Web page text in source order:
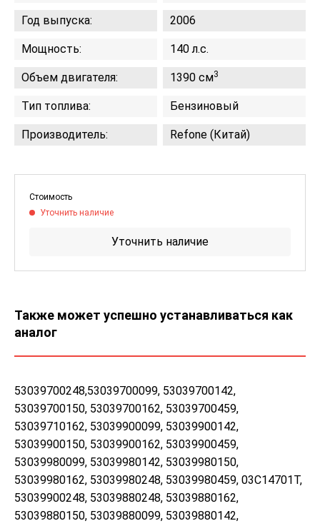
Год выпуска: 2006
Мощность: 140 л.с.
Объем двигателя: 1390 см3
Тип топлива: Бензиновый
Производитель: Refone (Китай)
Стоимость
Уточнить наличие
Уточнить наличие
Также может успешно устанавливаться как
аналог
53039700248,53039700099, 53039700142,
53039700150, 53039700162, 53039700459,
53039710162, 53039900099, 53039900142,
53039900150, 53039900162, 53039900459,
53039980099, 53039980142, 53039980150,
53039980162, 53039980248, 53039980459, 03C14701T,
53039900248, 53039880248, 53039880162,
53039880150, 53039880099, 53039880142,